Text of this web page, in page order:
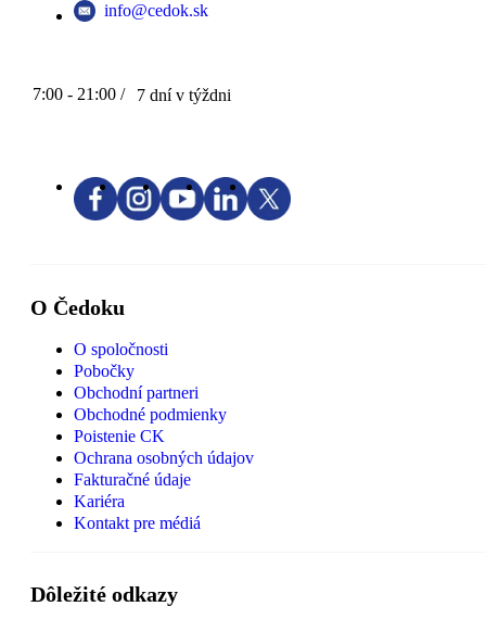
info@cedok.sk
7:00 - 21:00 / 7 dní v týždni
O Čedoku
O spoločnosti
Pobočky
Obchodní partneri
Obchodné podmienky
Poistenie CK
Ochrana osobných údajov
Fakturačné údaje
Kariéra
Kontakt pre médiá
Dôležité odkazy